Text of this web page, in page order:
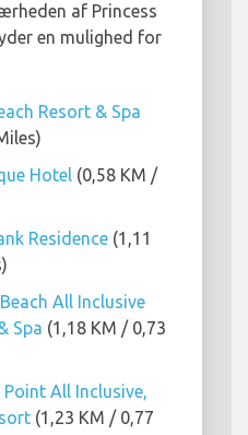
af Princess
en mulighed for
Resort & Spa
Hotel (0,58 KM /
Residence (1,11
All Inclusive
Spa (1,18 KM / 0,73
Point All Inclusive,
(1,23 KM / 0,77